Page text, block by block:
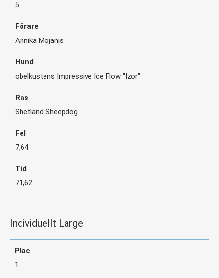
5
Annika Mojanis
obelkustens Impressive Ice Flow "Izor"
Shetland Sheepdog
7,64
71,62
Individuellt Large
1